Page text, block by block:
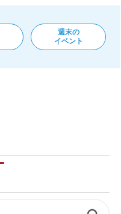
週末の
イベント